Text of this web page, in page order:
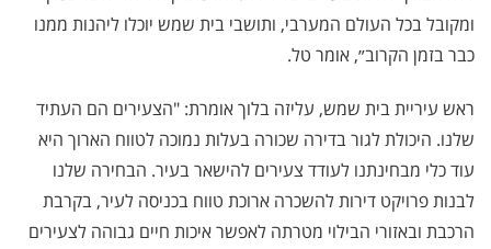
ומקובל בכל העולם המערבי, ותושבי בית שמש יוכלו ליהנות ממנו
כבר בזמן הקרוב״, אומר טל.
ראש עיריית בית שמש, עליזה בלוך אומרת: "הצעירים הם העתיד
שלנו. היכולת לגור בדירה שכורה בעלות נמוכה לטווח הארוך היא
עוד כלי מבחינתנו לעודד צעירים להישאר בעיר. הבחירה שלנו
לבנות פרויקט דירות להשכרה ארוכת טווח בכניסה לעיר, בקרבת
הרכבת ובאזורי הבילוי מטרתה לאפשר איכות חיים גבוהה לצעירים